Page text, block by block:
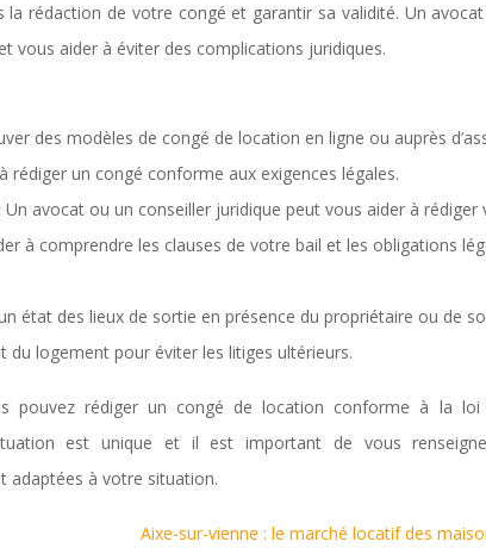
rédaction de votre congé et garantir sa validité. Un avocat
vous aider à éviter des complications juridiques.
des modèles de congé de location en ligne ou auprès
rédiger un congé conforme aux exigences légales.
Un avocat ou un conseiller juridique peut vous aider à rédiger
à comprendre les clauses de votre bail et les obligations
état des lieux de sortie en présence du propriétaire ou de
logement pour éviter les litiges ultérieurs.
pouvez rédiger un congé de location conforme à la
est unique et il est important de vous
adaptées à votre situation.
Aixe-sur-vienne : le marché locatif des